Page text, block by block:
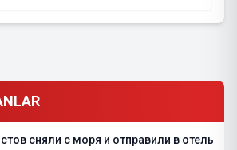
сняли с моря и отправили в отель